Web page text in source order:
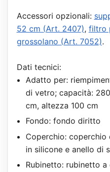
Accessori opzionali:
52 cm (Art. 2407), filtro
grossolano (Art. 7052).
Dati tecnici:
Adatto per:
di vetro; capacità:
cm, altezza 100 cm
Fondo: fondo diritto
Coperchio:
in silicone e anello di
Rubinetto: rubinetto a